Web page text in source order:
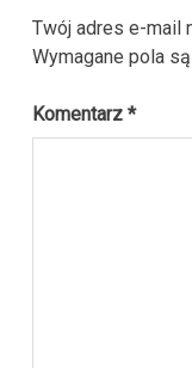
Twój adres e-mail
Wymagane pola
Komentarz*